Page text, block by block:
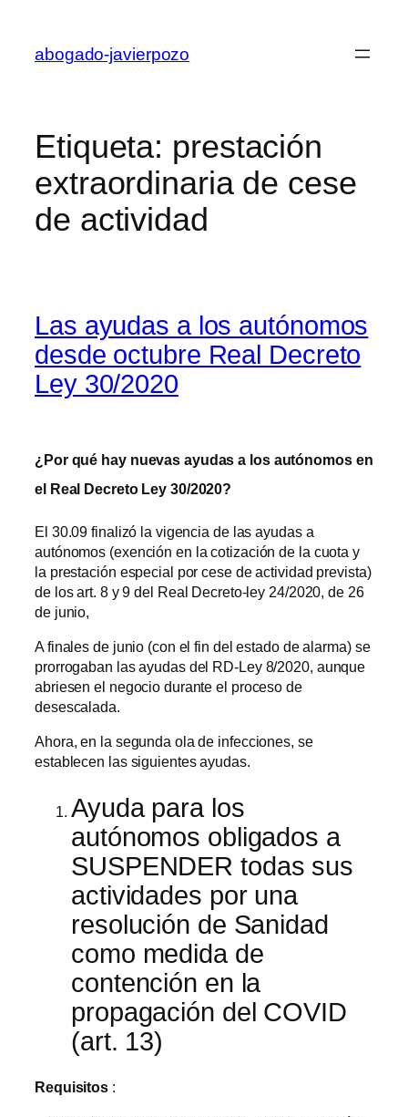
contenido
abogado-javierpozo
Etiqueta: prestación
extraordinaria de cese
de actividad
Las ayudas a los autónomos
desde octubre Real Decreto
Ley 30/2020
¿Por qué hay nuevas ayudas a los autónomos en
el Real Decreto Ley 30/2020?
El 30.09 finalizó la vigencia de las ayudas a
autónomos (exención en la cotización de la cuota y
la prestación especial por cese de actividad prevista)
de los art. 8 y 9 del Real Decreto-ley 24/2020, de 26
de junio,
A finales de junio (con el fin del estado de alarma) se
prorrogaban las ayudas del RD-Ley 8/2020, aunque
abriesen el negocio durante el proceso de
desescalada.
Ahora, en la segunda ola de infecciones, se
establecen las siguientes ayudas.
Ayuda para los
autónomos obligados a
SUSPENDER todas sus
actividades por una
resolución de Sanidad
como medida de
contención en la
propagación del COVID
(art. 13)
Requisitos :